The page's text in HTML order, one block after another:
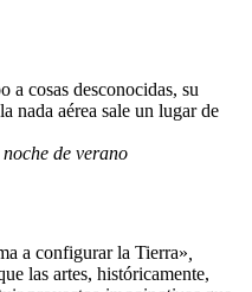
a cosas desconocidas, su
nada aérea sale un lugar de
de verano
a configurar la Tierra»,
las artes, históricamente,